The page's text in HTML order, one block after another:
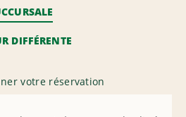
DIFFÉRENTE
votre réservation